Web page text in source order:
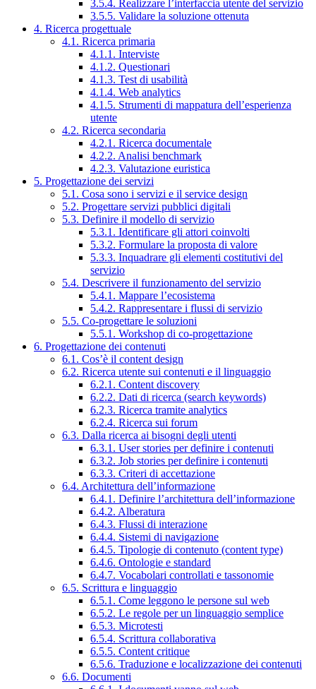
3.5.4. Realizzare l’interfaccia utente del servizio
3.5.5. Validare la soluzione ottenuta
4. Ricerca progettuale
4.1. Ricerca primaria
4.1.1. Interviste
4.1.2. Questionari
4.1.3. Test di usabilità
4.1.4. Web analytics
4.1.5. Strumenti di mappatura dell’esperienza
utente
4.2. Ricerca secondaria
4.2.1. Ricerca documentale
4.2.2. Analisi benchmark
4.2.3. Valutazione euristica
5. Progettazione dei servizi
5.1. Cosa sono i servizi e il service design
5.2. Progettare servizi pubblici digitali
5.3. Definire il modello di servizio
5.3.1. Identificare gli attori coinvolti
5.3.2. Formulare la proposta di valore
5.3.3. Inquadrare gli elementi costitutivi del
servizio
5.4. Descrivere il funzionamento del servizio
5.4.1. Mappare l’ecosistema
5.4.2. Rappresentare i flussi di servizio
5.5. Co-progettare le soluzioni
5.5.1. Workshop di co-progettazione
6. Progettazione dei contenuti
6.1. Cos’è il content design
6.2. Ricerca utente sui contenuti e il linguaggio
6.2.1. Content discovery
6.2.2. Dati di ricerca (search keywords)
6.2.3. Ricerca tramite analytics
6.2.4. Ricerca sui forum
6.3. Dalla ricerca ai bisogni degli utenti
6.3.1. User stories per definire i contenuti
6.3.2. Job stories per definire i contenuti
6.3.3. Criteri di accettazione
6.4. Architettura dell’informazione
6.4.1. Definire l’architettura dell’informazione
6.4.2. Alberatura
6.4.3. Flussi di interazione
6.4.4. Sistemi di navigazione
6.4.5. Tipologie di contenuto (content type)
6.4.6. Ontologie e standard
6.4.7. Vocabolari controllati e tassonomie
6.5. Scrittura e linguaggio
6.5.1. Come leggono le persone sul web
6.5.2. Le regole per un linguaggio semplice
6.5.3. Microtesti
6.5.4. Scrittura collaborativa
6.5.5. Content critique
6.5.6. Traduzione e localizzazione dei contenuti
6.6. Documenti